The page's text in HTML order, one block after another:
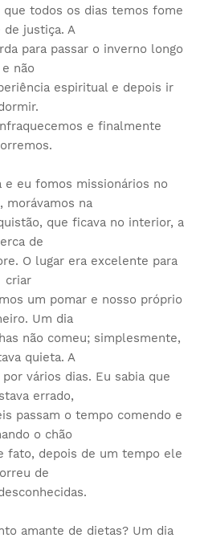
todos os dias temos fome
de justiça. A
para passar o inverno longo
e não
espiritual e depois ir
e finalmente
e eu fomos missionários no
morávamos na
que ficava no interior, a
de
O lugar era excelente para
criar
um pomar e nosso próprio
Um dia
não comeu; simplesmente,
quieta. A
vários dias. Eu sabia que
errado,
​​passam o tempo comendo e
o chão
fato, depois de um tempo ele
de
amante de dietas? Um dia